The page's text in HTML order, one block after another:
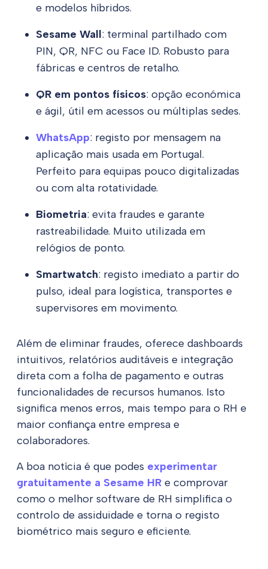
e modelos híbridos.
Sesame Wall: terminal partilhado com
PIN, QR, NFC ou Face ID. Robusto para
fábricas e centros de retalho.
QR em pontos físicos: opção económica
e ágil, útil em acessos ou múltiplas sedes.
WhatsApp: registo por mensagem na
aplicação mais usada em Portugal.
Perfeito para equipas pouco digitalizadas
ou com alta rotatividade.
Biometria: evita fraudes e garante
rastreabilidade. Muito utilizada em
relógios de ponto.
Smartwatch: registo imediato a partir do
pulso, ideal para logística, transportes e
supervisores em movimento.
Além de eliminar fraudes, oferece dashboards
intuitivos, relatórios auditáveis e integração
direta com a folha de pagamento e outras
funcionalidades de recursos humanos. Isto
significa menos erros, mais tempo para o RH e
maior confiança entre empresa e
colaboradores.
A boa notícia é que podes experimentar
gratuitamente a Sesame HR e comprovar
como o melhor software de RH simplifica o
controlo de assiduidade e torna o registo
biométrico mais seguro e eficiente.